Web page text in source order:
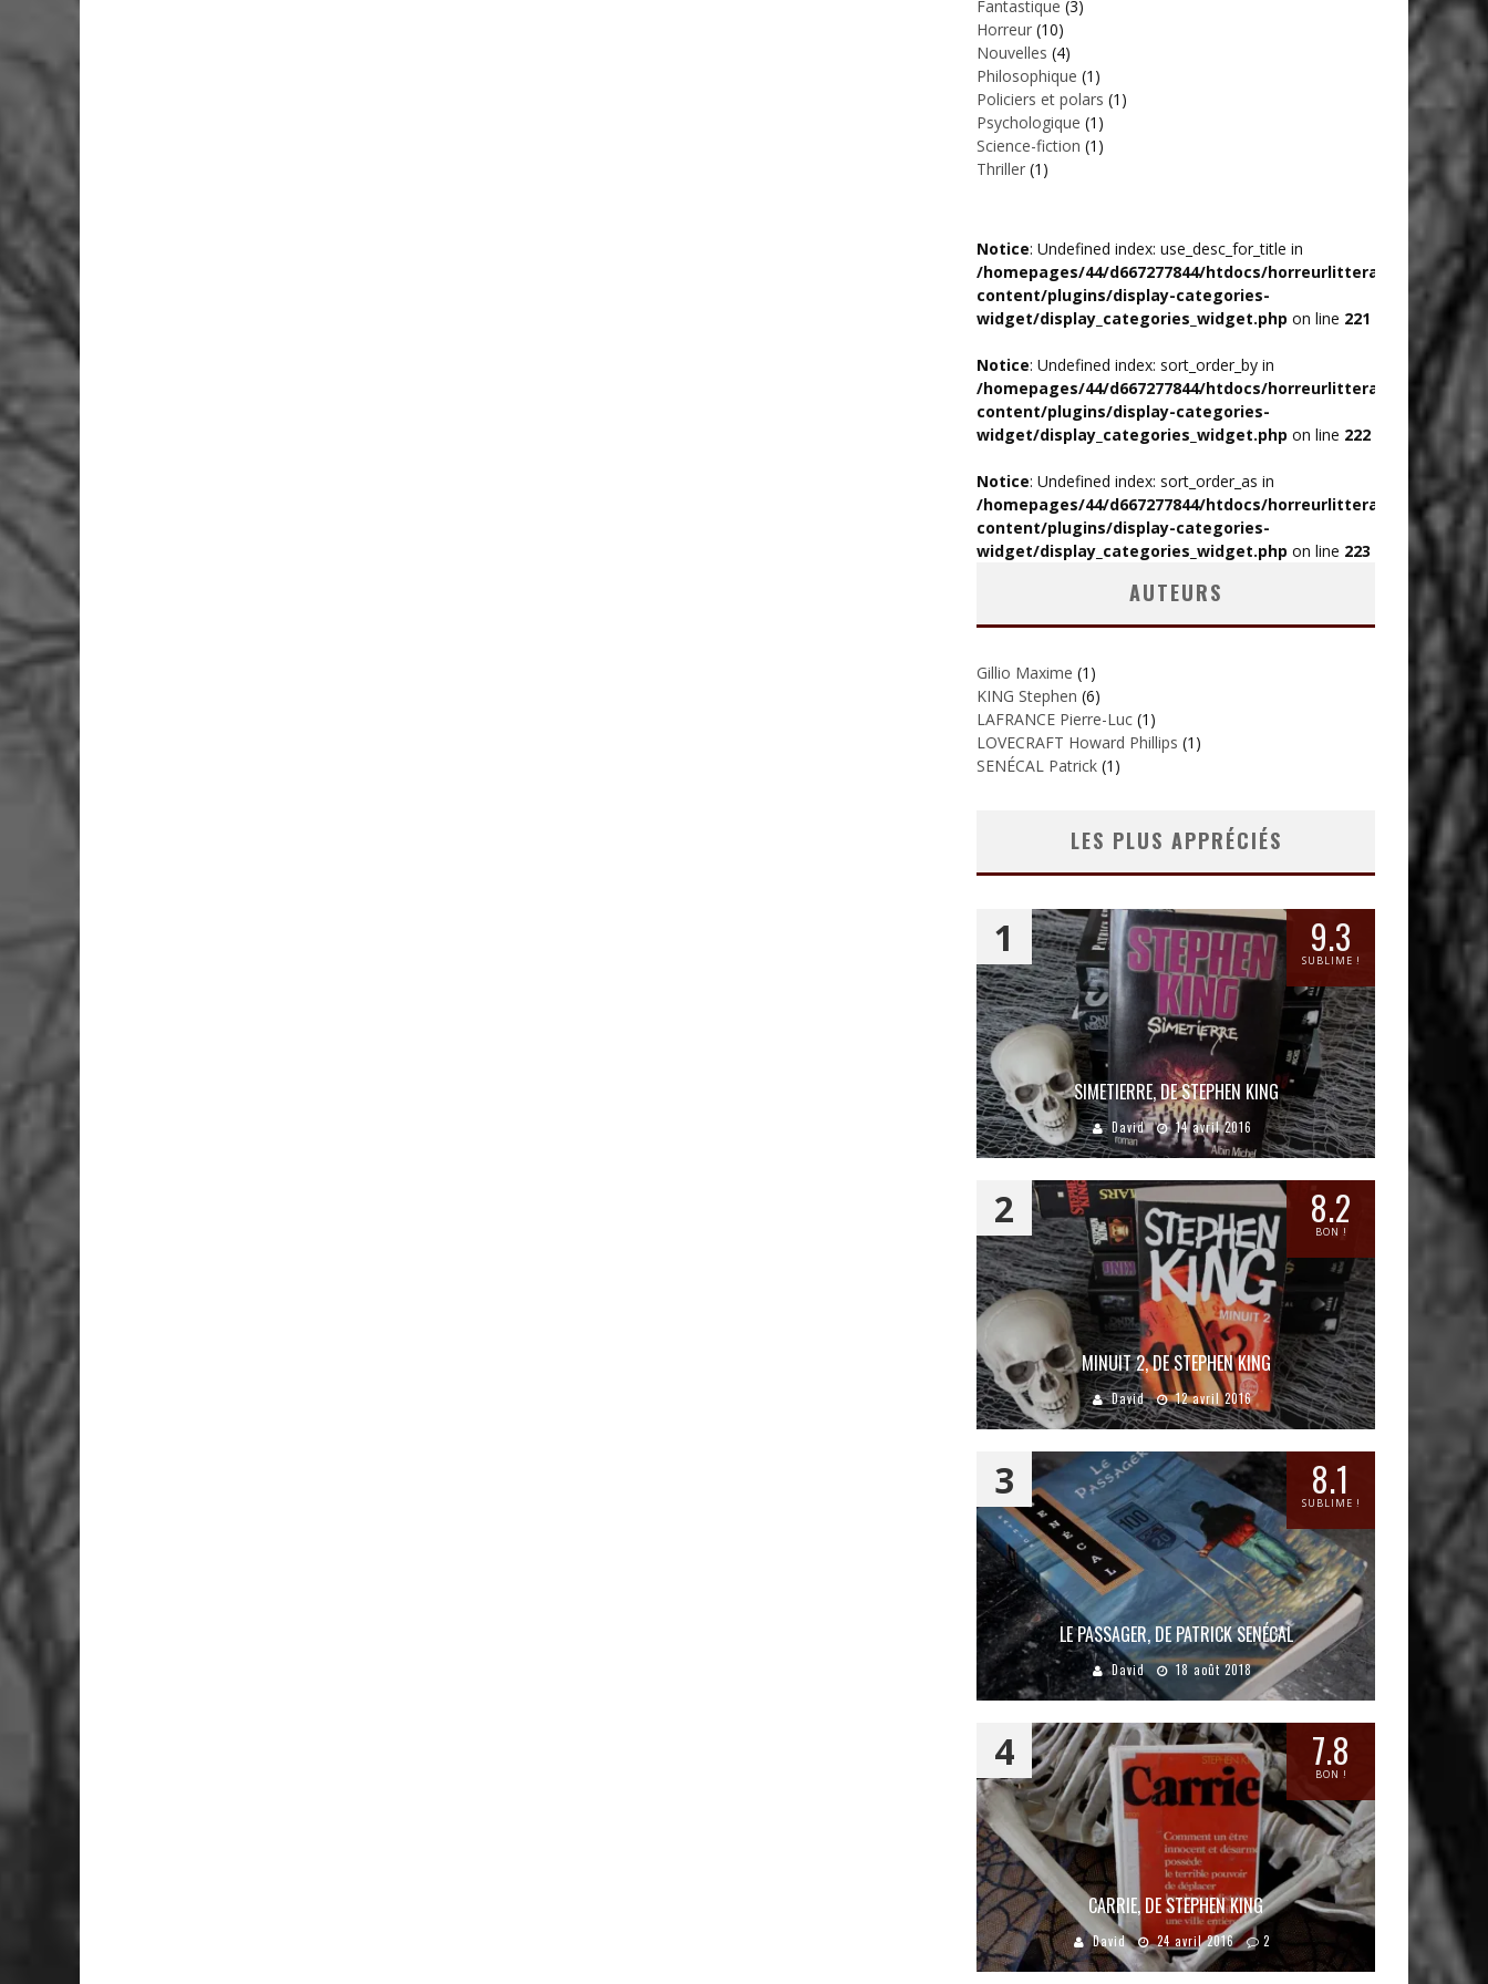
Fantastique (3)
Horreur (10)
Nouvelle‎s (4)
Philosophique (1)
Policiers et polars (1)
Psychologique (1)
Science-fiction (1)
Thriller (1)
Notice: Undefined index: use_desc_for_title in
/homepages/44/d667277844/htdocs/horreurlitteraire/wp-
content/plugins/display-categories-
widget/display_categories_widget.php on line 221
Notice: Undefined index: sort_order_by in
/homepages/44/d667277844/htdocs/horreurlitteraire/wp-
content/plugins/display-categories-
widget/display_categories_widget.php on line 222
Notice: Undefined index: sort_order_as in
/homepages/44/d667277844/htdocs/horreurlitteraire/wp-
content/plugins/display-categories-
widget/display_categories_widget.php on line 223
AUTEURS
Gillio Maxime (1)
KING Stephen (6)
LAFRANCE Pierre-Luc (1)
LOVECRAFT Howard Phillips (1)
SENÉCAL Patrick (1)
LES PLUS APPRÉCIÉS
SIMETIERRE, DE STEPHEN KING
David 14 avril 2016
1 9.3
SUBLIME !
MINUIT 2, DE STEPHEN KING
David 12 avril 2016
2 8.2
BON !
LE PASSAGER, DE PATRICK SENÉCAL
David 18 août 2018
3 8.1
SUBLIME !
CARRIE, DE STEPHEN KING
David 24 avril 2016 2
4 7.8
BON !